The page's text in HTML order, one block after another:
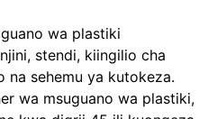
wa plastiki
stendi, kiingilio cha
na sehemu ya kutokeza.
wa msuguano wa plastiki,